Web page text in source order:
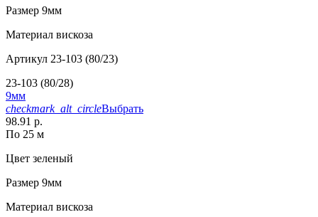
Размер 9мм
Материал вискоза
Артикул 23-103 (80/23)
23-103 (80/28)
9мм
checkmark_alt_circleВыбрать
98.91 р.
По 25 м
Цвет зеленый
Размер 9мм
Материал вискоза